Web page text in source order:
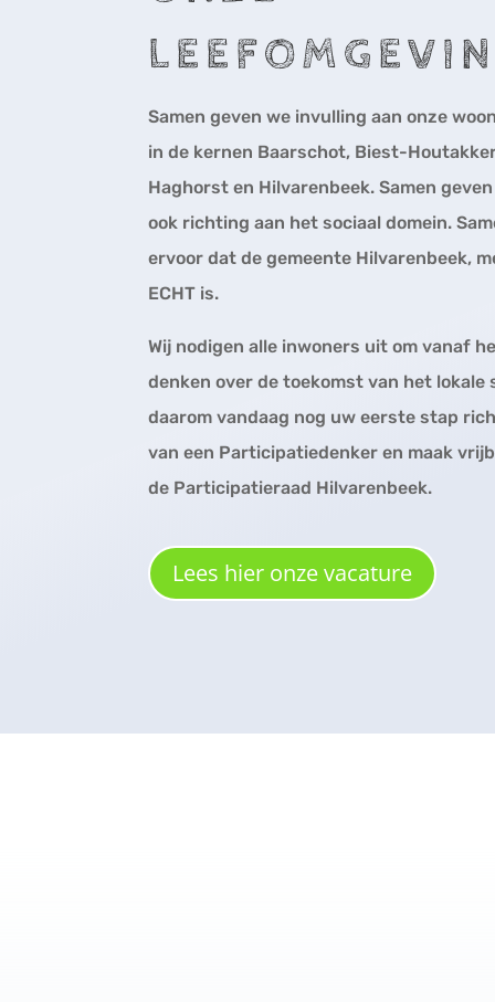
Samen geven we invulling aan onze
in de kernen Baarschot, Biest-
Haghorst en Hilvarenbeek. Samen
ook richting aan het sociaal domein.
ervoor dat de gemeente Hilvarenbeek,
ECHT is.
Wij nodigen alle inwoners uit om vanaf
denken over de toekomst van het lokale
daarom vandaag nog uw eerste stap
van een Participatiedenker en maak
de Participatieraad Hilvarenbeek.
Lees hier onze vacature